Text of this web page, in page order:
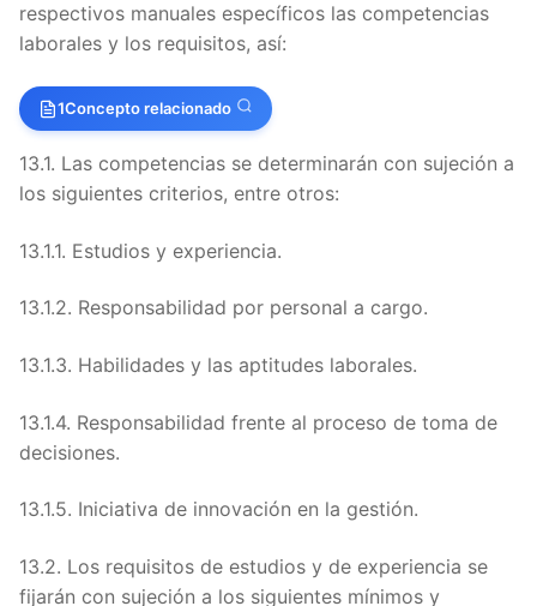
respectivos manuales específicos las competencias
laborales y los requisitos, así:
1Concepto relacionado
13.1. Las competencias se determinarán con sujeción a
los siguientes criterios, entre otros:
13.1.1. Estudios y experiencia.
13.1.2. Responsabilidad por personal a cargo.
13.1.3. Habilidades y las aptitudes laborales.
13.1.4. Responsabilidad frente al proceso de toma de
decisiones.
13.1.5. Iniciativa de innovación en la gestión.
13.2. Los requisitos de estudios y de experiencia se
fijarán con sujeción a los siguientes mínimos y